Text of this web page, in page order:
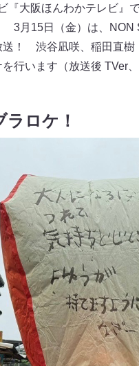
『大阪ほんわかテレビ』
3月15日（金）は、NON
！ 渋谷凪咲、稲田直
行います（放送後 TVer
ロケ！